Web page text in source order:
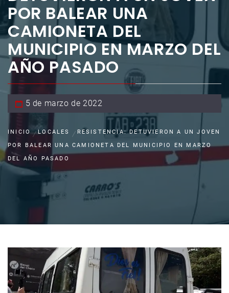
POR BALEAR UNA
CAMIONETA DEL
MUNICIPIO EN MARZO DEL
AÑO PASADO
5 de marzo de 2022
INICIO LOCALES
RESISTENCIA: DETUVIERON A UN JOVEN
POR BALEAR UNA CAMIONETA DEL MUNICIPIO EN MARZO
DEL AÑO PASADO